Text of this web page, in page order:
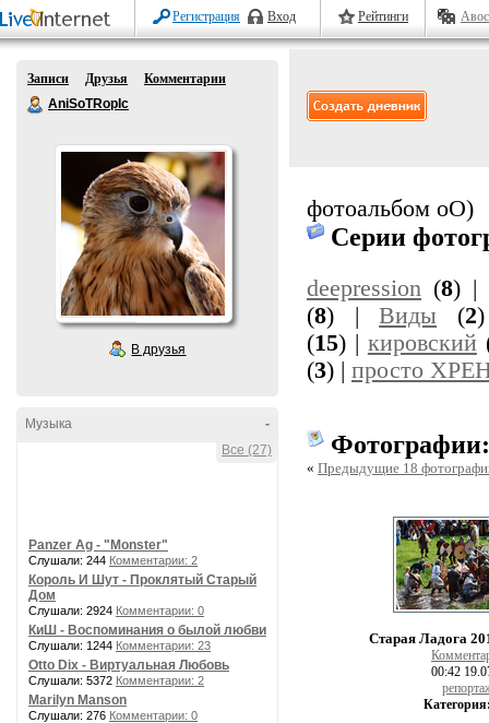
Регистрация Вход Рейтинги
Записи Друзья
Комментарии
AniSoTRopIc
В друзья
-
Музыка
Все (27)
Panzer Ag - "Monster"
Слушали: 244 Комментарии: 2
Король И Шут - Проклятый Старый
Дом
Слушали: 2924 Комментарии: 0
КиШ - Воспоминания о былой любви
Слушали: 1244 Комментарии: 23
Otto Dix - Виртуальная Любовь
Слушали: 5372 Комментарии: 2
Marilyn Manson
Слушали: 276 Комментарии: 0
фотоальбом оО)
Серии
deepression (8) |
(8) |Виды (2
(15) | кировский
(3) | просто
Фотографии:
« Предыдущие 18
Старая Ладога
00:42